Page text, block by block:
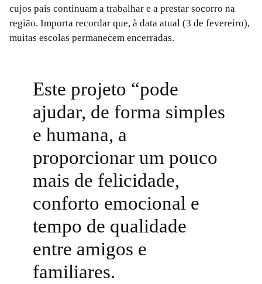
cujos pais continuam a trabalhar e a prestar socorro na
região. Importa recordar que, à data atual (3 de fevereiro),
muitas escolas permanecem encerradas.
Este projeto “pode
ajudar, de forma simples
e humana, a
proporcionar um pouco
mais de felicidade,
conforto emocional e
tempo de qualidade
entre amigos e
familiares.